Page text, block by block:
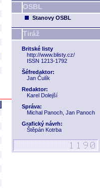
OSBL
Stanovy OSBL
Tiráž
Britské listy
http://www.blisty.cz/
ISSN 1213-1792
Šéfredaktor:
Jan Čulík
Redaktor:
Karel Dolejší
Správa:
Michal Panoch, Jan Panoch
Grafický návrh:
Štěpán Kotrba